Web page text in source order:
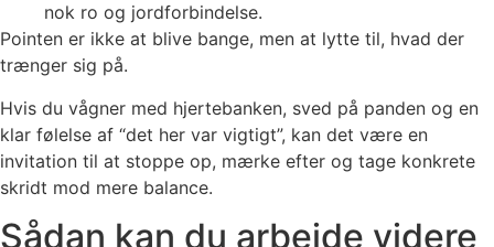
nok ro og jordforbindelse.
Pointen er ikke at blive bange, men at lytte til, hvad der
trænger sig på.
Hvis du vågner med hjertebanken, sved på panden og en
klar følelse af “det her var vigtigt”, kan det være en
invitation til at stoppe op, mærke efter og tage konkrete
skridt mod mere balance.
Sådan kan du arbejde videre